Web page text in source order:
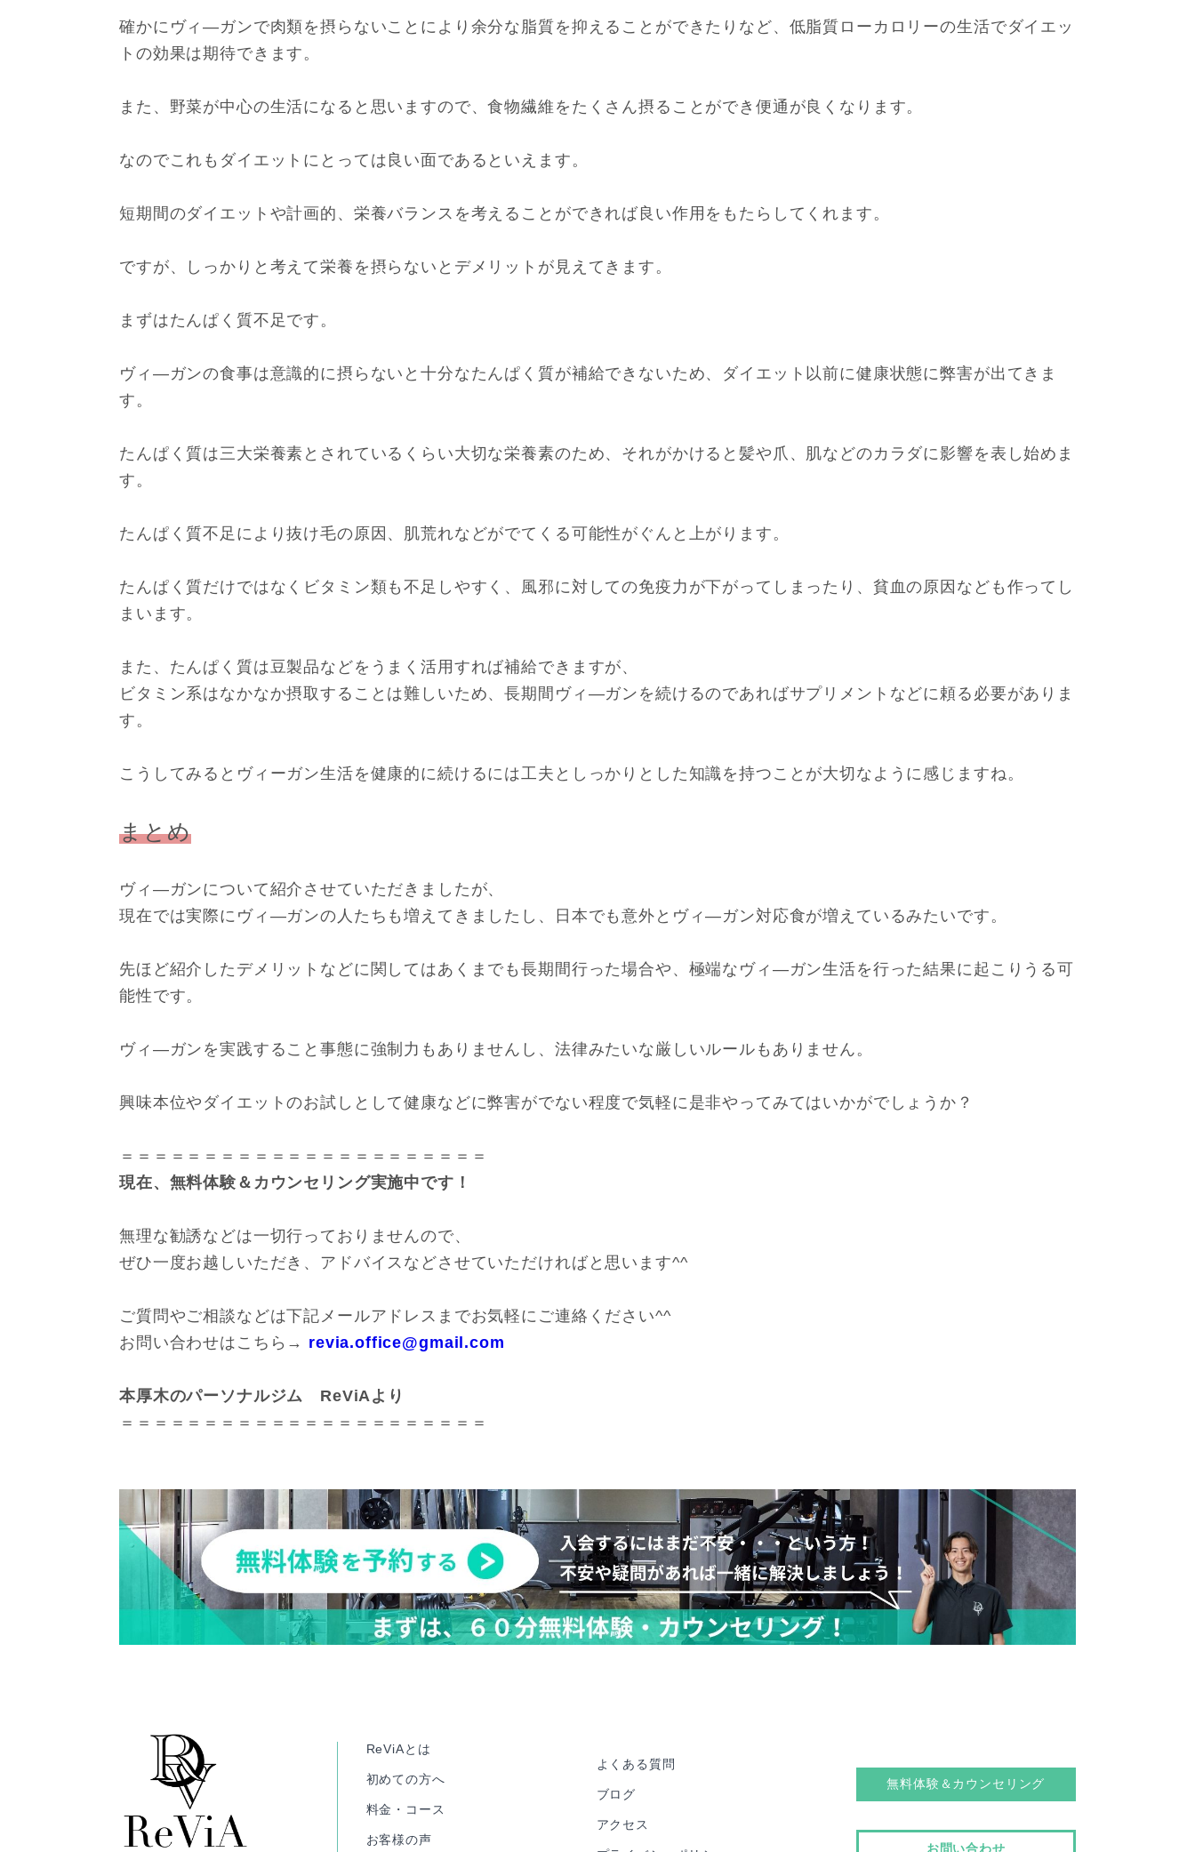
確かにヴィ―ガンで肉類を摂らないことにより余分な脂質を抑えることができたりなど、低脂質ローカロリーの生活でダイエッ
トの効果は期待できます。
また、野菜が中心の生活になると思いますので、食物繊維をたくさん摂ることができ便通が良くなります。
なのでこれもダイエットにとっては良い面であるといえます。
短期間のダイエットや計画的、栄養バランスを考えることができれば良い作用をもたらしてくれます。
ですが、しっかりと考えて栄養を摂らないとデメリットが見えてきます。
まずはたんぱく質不足です。
ヴィ―ガンの食事は意識的に摂らないと十分なたんぱく質が補給できないため、ダイエット以前に健康状態に弊害が出てきま
す。
たんぱく質は三大栄養素とされているくらい大切な栄養素のため、それがかけると髪や爪、肌などのカラダに影響を表し始めま
す。
たんぱく質不足により抜け毛の原因、肌荒れなどがでてくる可能性がぐんと上がります。
たんぱく質だけではなくビタミン類も不足しやすく、風邪に対しての免疫力が下がってしまったり、貧血の原因なども作ってし
まいます。
また、たんぱく質は豆製品などをうまく活用すれば補給できますが、
ビタミン系はなかなか摂取することは難しいため、長期間ヴィ―ガンを続けるのであればサプリメントなどに頼る必要がありま
す。
こうしてみるとヴィーガン生活を健康的に続けるには工夫としっかりとした知識を持つことが大切なように感じますね。
まとめ
ヴィ―ガンについて紹介させていただきましたが、
現在では実際にヴィ―ガンの人たちも増えてきましたし、日本でも意外とヴィ―ガン対応食が増えているみたいです。
先ほど紹介したデメリットなどに関してはあくまでも長期間行った場合や、極端なヴィ―ガン生活を行った結果に起こりうる可
能性です。
ヴィ―ガンを実践すること事態に強制力もありませんし、法律みたいな厳しいルールもありません。
興味本位やダイエットのお試しとして健康などに弊害がでない程度で気軽に是非やってみてはいかがでしょうか？
＝＝＝＝＝＝＝＝＝＝＝＝＝＝＝＝＝＝＝＝＝＝
現在、無料体験＆カウンセリング実施中です！
無理な勧誘などは一切行っておりませんので、
ぜひ一度お越しいただき、アドバイスなどさせていただければと思います^^
ご質問やご相談などは下記メールアドレスまでお気軽にご連絡ください^^
お問い合わせはこちら→ revia.office@gmail.com
本厚木のパーソナルジム ReViAより
＝＝＝＝＝＝＝＝＝＝＝＝＝＝＝＝＝＝＝＝＝＝
ReViAとは
初めての方へ
料金・コース
お客様の声
よくある質問
ブログ
アクセス
無料体験＆カウンセリング
お問い合わせ